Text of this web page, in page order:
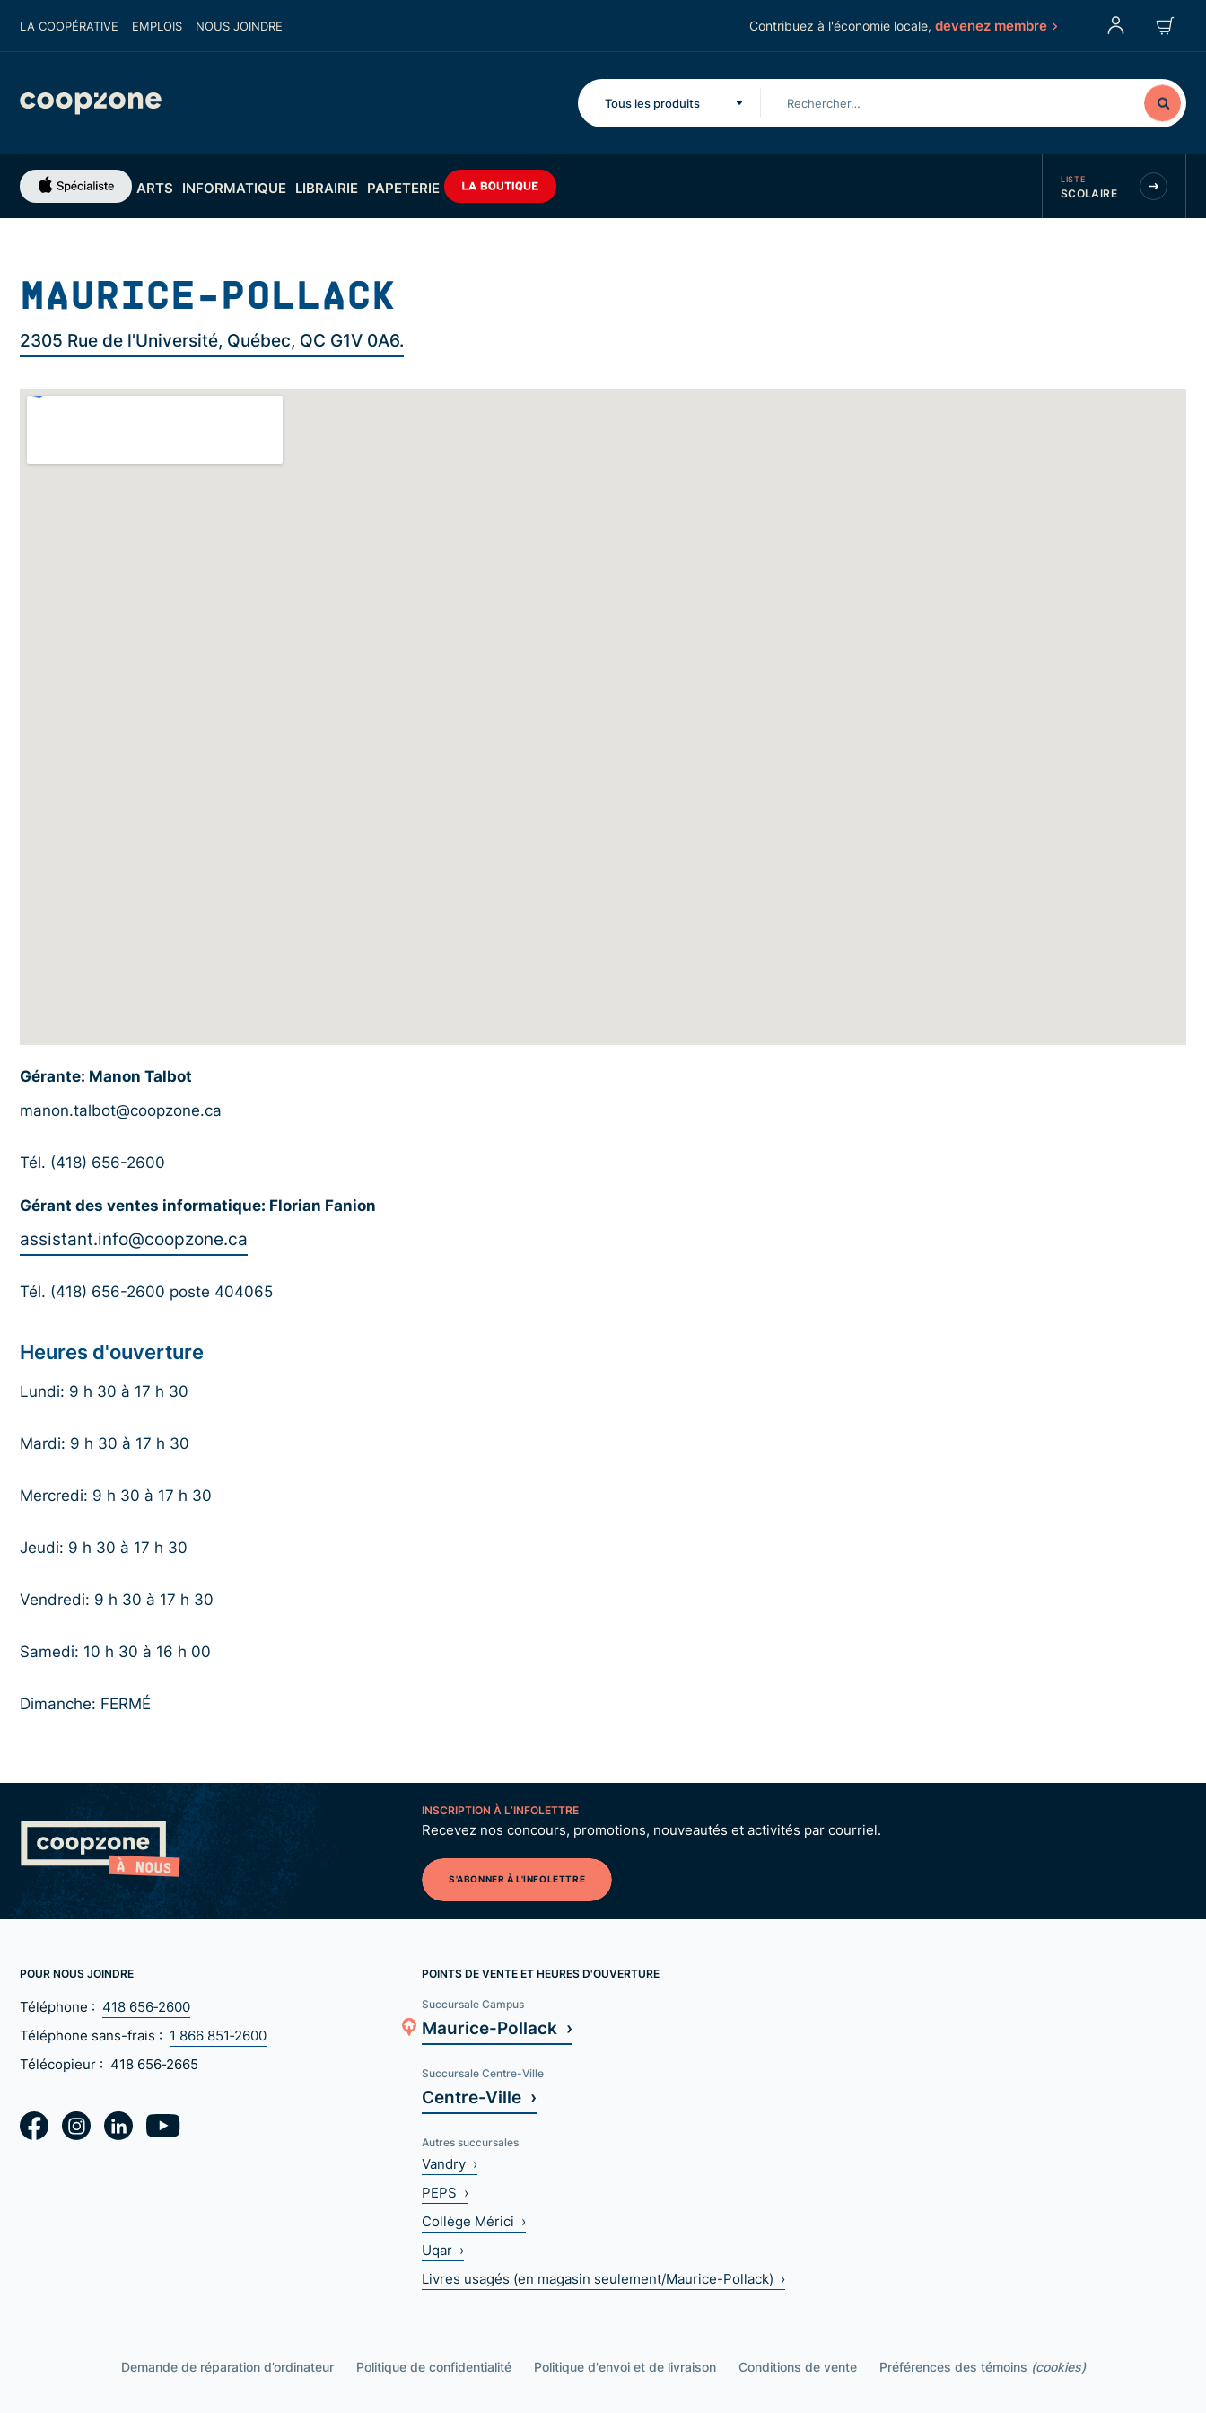
LA COOPÉRATIVE EMPLOIS NOUS JOINDRE Contribuez à l'économie locale, devenez membre
Tous les produits
ARTS INFORMATIQUE LIBRAIRIE PAPETERIE LISTE
SCOLAIRE
MAURICE-POLLACK
2305 Rue de l'Université, Québec, QC G1V 0A6.
Gérante: Manon Talbot
manon.talbot@coopzone.ca
Tél. (418) 656-2600
Gérant des ventes informatique: Florian Fanion
assistant.info@coopzone.ca
Tél. (418) 656-2600 poste 404065
Heures d'ouverture
Lundi: 9 h 30 à 17 h 30
Mardi: 9 h 30 à 17 h 30
Mercredi: 9 h 30 à 17 h 30
Jeudi: 9 h 30 à 17 h 30
Vendredi: 9 h 30 à 17 h 30
Samedi: 10 h 30 à 16 h 00
Dimanche: FERMÉ
INSCRIPTION À L’INFOLETTRE
Recevez nos concours, promotions, nouveautés et activités par courriel.
S'ABONNER À L'INFOLETTRE
POUR NOUS JOINDRE
Téléphone : 418 656‑2600
Téléphone sans-frais : 1 866 851‑2600
Télécopieur : 418 656‑2665
POINTS DE VENTE ET HEURES D'OUVERTURE
Succursale Campus
Maurice-Pollack ›
Succursale Centre-Ville
Centre-Ville ›
Autres succursales
Vandry ›
PEPS ›
Collège Mérici ›
Uqar ›
Livres usagés (en magasin seulement/Maurice-Pollack) ›
Demande de réparation d’ordinateur Politique de confidentialité Politique d'envoi et de livraison Conditions de vente Préférences des témoins (cookies)